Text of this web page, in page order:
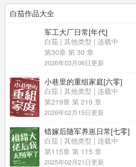
白茄作品大全
军工大厂日常[年代]
白茄 | 其他类型 | 连载中
第30章 第 30 章
2026年03月06日更新
小巷里的重组家庭[六零]
白茄 | 其他类型 | 连载中
第219章 第 219 章
2026年02月15日更新
错嫁后随军养崽日常[七零]
白茄 | 其他类型 | 连载中
第115章 第 115 章
2025年02月21日更新